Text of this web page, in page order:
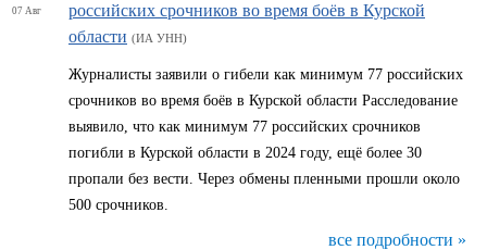
07 Авг
российских срочников во время боёв в Курской
области (ИА УНН)
Журналисты заявили о гибели как минимум 77 российских
срочников во время боёв в Курской области Расследование
выявило, что как минимум 77 российских срочников
погибли в Курской области в 2024 году, ещё более 30
пропали без вести. Через обмены пленными прошли около
500 срочников.
все подробности »